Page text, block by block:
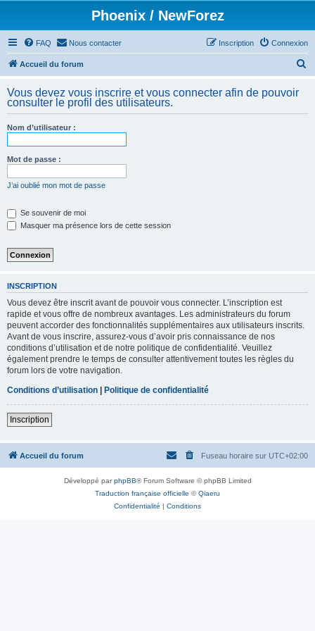
Phoenix / NewForez
FAQ Nous contacter Connexion
Inscription
Accueil du forum
h
Vous devez vous inscrire et vous connecter afin de pouvoir
consulter le profil des utilisateurs.
Nom d’utilisateur :
Mot de passe :
J’ai oublié mon mot de passe
Se souvenir de moi
Masquer ma présence lors de cette session
INSCRIPTION
Vous devez être inscrit avant de pouvoir vous connecter. L’inscription est
rapide et vous offre de nombreux avantages. Les administrateurs du forum
peuvent accorder des fonctionnalités supplémentaires aux utilisateurs inscrits.
Avant de vous inscrire, assurez-vous d’avoir pris connaissance de nos
conditions d’utilisation et de notre politique de confidentialité. Veuillez
également prendre le temps de consulter attentivement toutes les règles du
forum lors de votre navigation.
Conditions d’utilisation | Politique de confidentialité
Inscription
Accueil du forum Fuseau horaire sur UTC+02:00
Développé parphpBB® Forum Software © phpBB Limited
Traduction française officielle ©Qiaeru
Confidentialité | Conditions